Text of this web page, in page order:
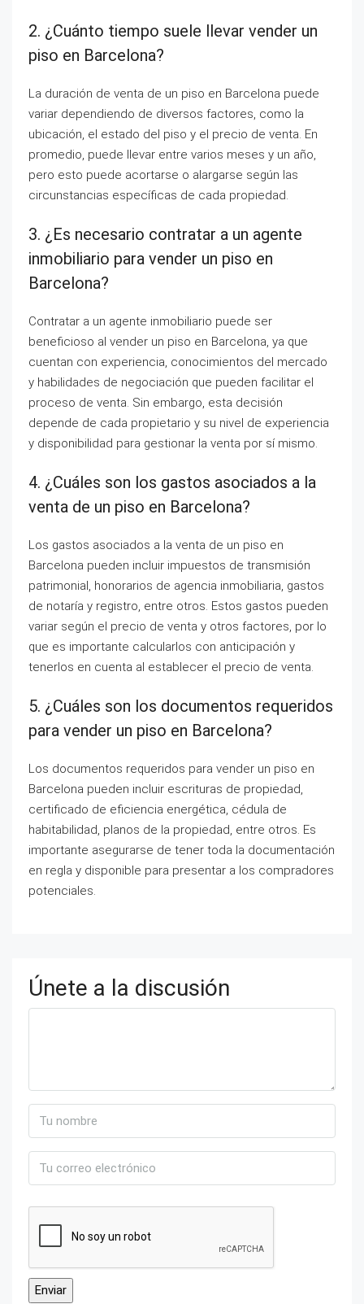
2. ¿Cuánto tiempo suele llevar vender un
piso en Barcelona?
La duración de venta de un piso en Barcelona puede
variar dependiendo de diversos factores, como la
ubicación, el estado del piso y el precio de venta. En
promedio, puede llevar entre varios meses y un año,
pero esto puede acortarse o alargarse según las
circunstancias específicas de cada propiedad.
3. ¿Es necesario contratar a un agente
inmobiliario para vender un piso en
Barcelona?
Contratar a un agente inmobiliario puede ser
beneficioso al vender un piso en Barcelona, ya que
cuentan con experiencia, conocimientos del mercado
y habilidades de negociación que pueden facilitar el
proceso de venta. Sin embargo, esta decisión
depende de cada propietario y su nivel de experiencia
y disponibilidad para gestionar la venta por sí mismo.
4. ¿Cuáles son los gastos asociados a la
venta de un piso en Barcelona?
Los gastos asociados a la venta de un piso en
Barcelona pueden incluir impuestos de transmisión
patrimonial, honorarios de agencia inmobiliaria, gastos
de notaría y registro, entre otros. Estos gastos pueden
variar según el precio de venta y otros factores, por lo
que es importante calcularlos con anticipación y
tenerlos en cuenta al establecer el precio de venta.
5. ¿Cuáles son los documentos requeridos
para vender un piso en Barcelona?
Los documentos requeridos para vender un piso en
Barcelona pueden incluir escrituras de propiedad,
certificado de eficiencia energética, cédula de
habitabilidad, planos de la propiedad, entre otros. Es
importante asegurarse de tener toda la documentación
en regla y disponible para presentar a los compradores
potenciales.
Únete a la discusión